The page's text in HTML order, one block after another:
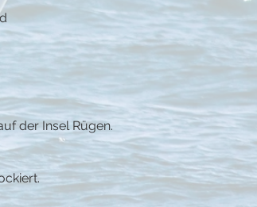
der Insel Rügen.